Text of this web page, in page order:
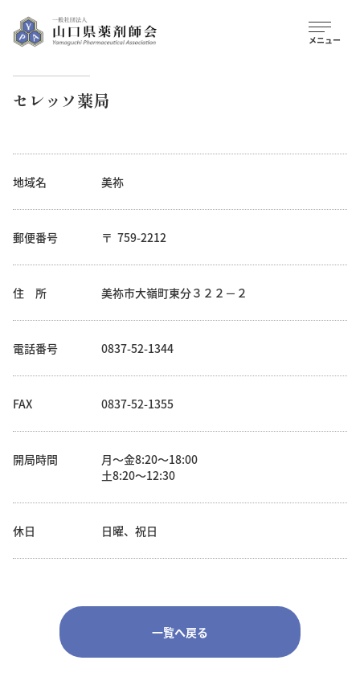
セレッソ薬局
地域名 美祢
郵便番号 759-2212
住 所 美祢市大嶺町東分３２２－２
電話番号 0837-52-1344
FAX 0837-52-1355
開局時間
月～金8:20～18:00
土8:20～12:30
休日 日曜、祝日
一覧へ戻る